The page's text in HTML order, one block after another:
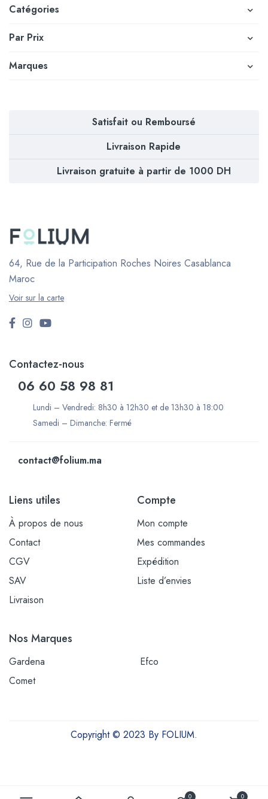
0 0
Catégories
Par Prix
Marques
Satisfait ou Remboursé
Livraison Rapide
Livraison gratuite à partir de 1000 DH
64, Rue de la Participation Roches Noires Casablanca
Maroc
Voir sur la carte
Contactez-nous
06 60 58 98 81
Lundi – Vendredi: 8h30 à 12h30 et de 13h30 à 18:00
Samedi – Dimanche: Fermé
contact@folium.ma
Liens utiles
À propos de nous
Contact
CGV
SAV
Livraison
Compte
Mon compte
Mes commandes
Expédition
Liste d’envies
Nos Marques
Gardena
Efco
Comet
Copyright © 2023 By FOLIUM.
Outils et équipements pour une vie plus verte